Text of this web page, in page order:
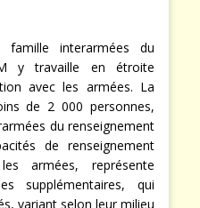
interarmées du
y travaille en étroite
avec les armées. La
de 2 000 personnes,
du renseignement
de renseignement
armées, représente
supplémentaires, qui
variant selon leur milieu